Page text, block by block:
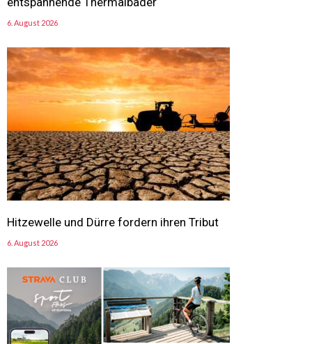
6. August 2026
Hitzewelle und Dürre fordern ihren Tribut
6. August 2026